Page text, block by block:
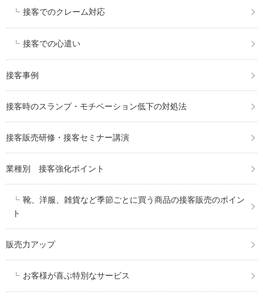
接客でのクレーム対応
接客での心遣い
接客事例
接客時のスランプ・モチベーション低下の対処法
接客販売研修・接客セミナー講演
業種別 接客強化ポイント
靴、洋服、雑貨など季節ごとに買う商品の接客販売のポイン
ト
販売力アップ
お客様が喜ぶ特別なサービス